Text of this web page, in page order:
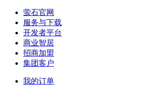
萤石官网
服务与下载
开发者平台
商业智居
招商加盟
集团客户
我的订单